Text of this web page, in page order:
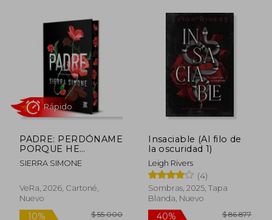
10%
$ 38.610
9%
dcto.
PADRE: PERDÓNAME
PORQUE HE
PECADO - ED. DE
LUJO TD
SIERRA SIMONE
VeRa, 2026, Cartoné,
Nuevo
Insaciable (Al filo de
la oscuridad 1)
Leigh Rivers
(4)
Sombras, 2025, Tapa
Blanda, Nuevo